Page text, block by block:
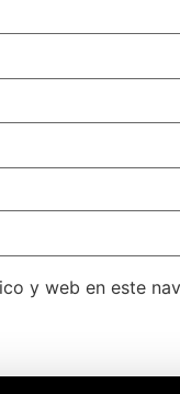
y web en este